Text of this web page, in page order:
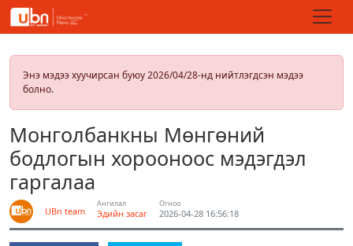
Энэ мэдээ хуучирсан буюу 2026/04/28-нд нийтлэгдсэн мэдээ
болно.
Монголбанкны Мөнгөний
бодлогын хорооноос мэдэгдэл
гаргалаа
UBn team
Ангилал
Эдийн засаг
Огноо
2026-04-28 16:56:18